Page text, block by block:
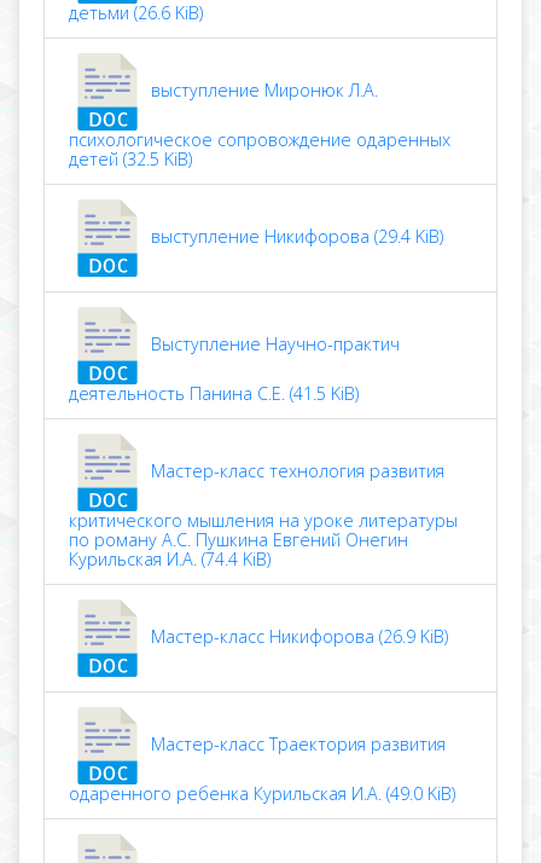
детьми (26.6 KiB)
выступление Миронюк Л.А.
психологическое сопровождение одаренных
детей (32.5 KiB)
выступление Никифорова (29.4 KiB)
Выступление Научно-практич
деятельность Панина С.Е. (41.5 KiB)
Мастер-класс технология развития
критического мышления на уроке литературы
по роману А.С. Пушкина Евгений Онегин
Курильская И.А. (74.4 KiB)
Мастер-класс Никифорова (26.9 KiB)
Мастер-класс Траектория развития
одаренного ребенка Курильская И.А. (49.0 KiB)